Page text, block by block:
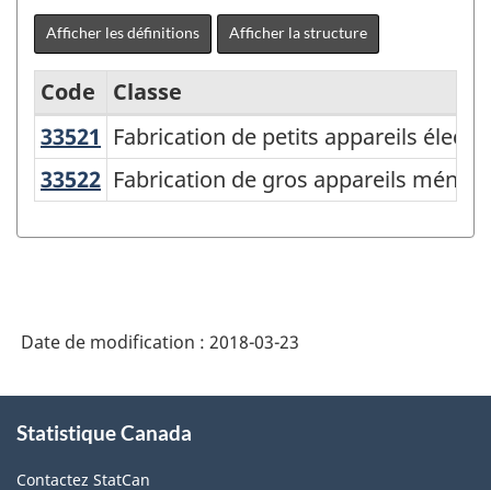
Afficher les définitions Afficher la structure
Système
de
l'Amérique
du
Nord
(SCIAN)
Code
Classe
33521 Fabrication de petits appareils
Fabrication de petits appareils
33522 Fabrication de gros appareils
Fabrication de gros appareils
Date de modification : 2018-03-23
propos
Statistique Canada
Contactez StatCan